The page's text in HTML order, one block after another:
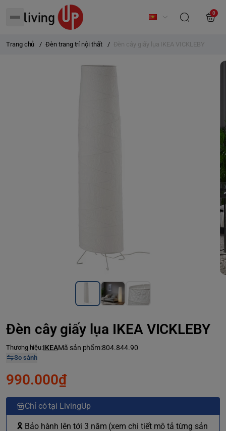
0
Trang chủ / Đèn trang trí nội thất / Đèn cây giấy lụa IKEA VICKLEBY
Đèn cây giấy lụa IKEA VICKLEBY
Thương hiệu:IKEAMã sản phẩm:804.844.90
So sánh
990.000₫
Chỉ có tại LivingUp
🎗 Bảo hành lên tới 3 năm (xem chi tiết mô tả từng sản